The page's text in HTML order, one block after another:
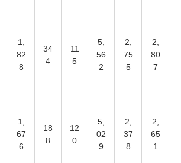
1,
82
8
34
4
11
5
5,
56
2
2,
75
5
2,
80
7
1,
67
6
18
8
12
0
5,
02
9
2,
37
8
2,
65
1